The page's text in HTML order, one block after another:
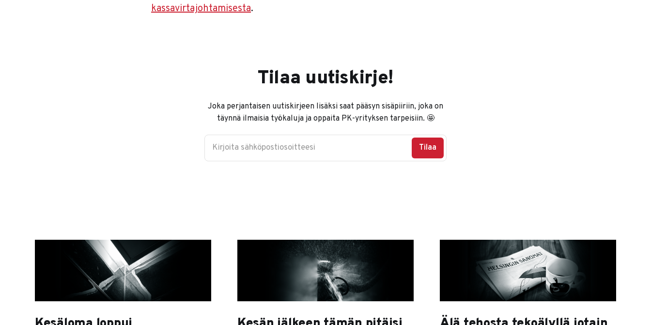
kassavirtajohtamisesta.
Tilaa uutiskirje!
Joka perjantaisen uutiskirjeen lisäksi saat pääsyn sisäpiiriin, joka on
täynnä ilmaisia työkaluja ja oppaita PK-yrityksen tarpeisiin. 🤩
Kirjoita sähköpostiosoitteesi Tilaa